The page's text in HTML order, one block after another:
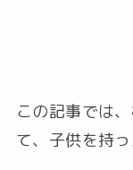
この記事では
て、子供を持